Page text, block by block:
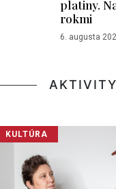
platiny.
rokmi
6. augusta
KULTÚRA